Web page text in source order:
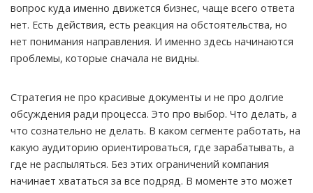
вопрос куда именно движется бизнес, чаще всего ответа
нет. Есть действия, есть реакция на обстоятельства, но
нет понимания направления. И именно здесь начинаются
проблемы, которые сначала не видны.
Стратегия не про красивые документы и не про долгие
обсуждения ради процесса. Это про выбор. Что делать, а
что сознательно не делать. В каком сегменте работать, на
какую аудиторию ориентироваться, где зарабатывать, а
где не распыляться. Без этих ограничений компания
начинает хвататься за все подряд. В моменте это может